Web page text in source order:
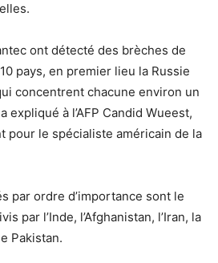
ont détecté des brèches de
pays, en premier lieu la Russie
concentrent chacune environ un
expliqué à l’AFP Candid Wueest,
pour le spécialiste américain de la
par ordre d’importance sont le
par l’Inde, l’Afghanistan, l’Iran, la
Pakistan.